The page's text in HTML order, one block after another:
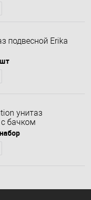
подвесной Erika
унитаз
бачком